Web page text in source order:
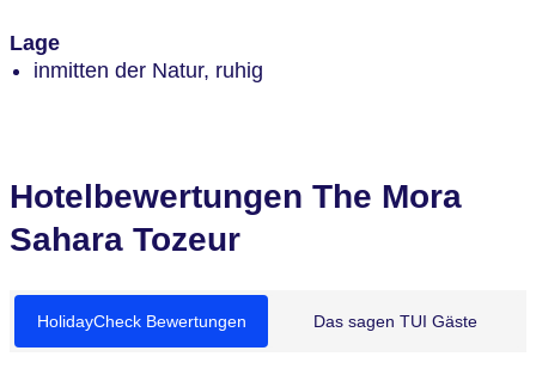
Lage
inmitten der Natur, ruhig
Hotelbewertungen The Mora
Sahara Tozeur
HolidayCheck Bewertungen Das sagen TUI Gäste